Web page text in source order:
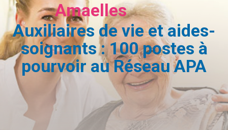
Amaelles
Auxiliaires de vie et aides-
soignants : 100 postes à
pourvoir au Réseau APA